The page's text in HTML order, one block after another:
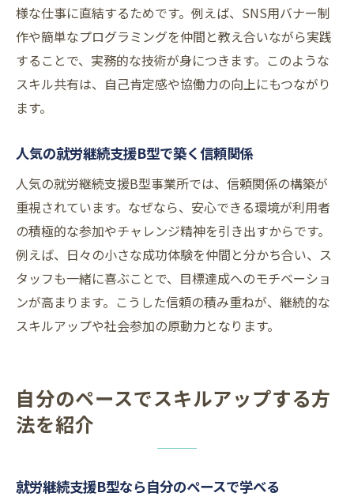
様な仕事に直結するためです。例えば、SNS用バナー制
作や簡単なプログラミングを仲間と教え合いながら実践
することで、実務的な技術が身につきます。このような
スキル共有は、自己肯定感や協働力の向上にもつながり
ます。
人気の就労継続支援B型で築く信頼関係
人気の就労継続支援B型事業所では、信頼関係の構築が
重視されています。なぜなら、安心できる環境が利用者
の積極的な参加やチャレンジ精神を引き出すからです。
例えば、日々の小さな成功体験を仲間と分かち合い、ス
タッフも一緒に喜ぶことで、目標達成へのモチベーショ
ンが高まります。こうした信頼の積み重ねが、継続的な
スキルアップや社会参加の原動力となります。
自分のペースでスキルアップする方
法を紹介
就労継続支援B型なら自分のペースで学べる